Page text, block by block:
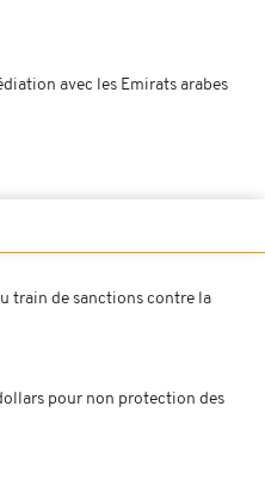
avec les Emirats arabes
train de sanctions contre la
pour non protection des